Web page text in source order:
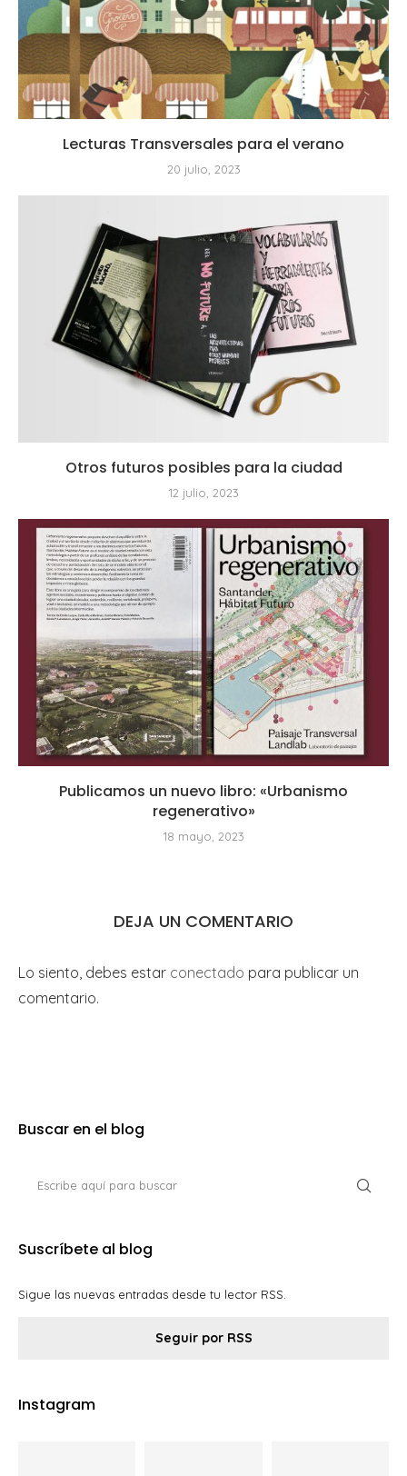
Lecturas Transversales para el verano
20 julio, 2023
Otros futuros posibles para la ciudad
12 julio, 2023
Publicamos un nuevo libro: «Urbanismo
regenerativo»
18 mayo, 2023
DEJA UN COMENTARIO
Lo siento, debes estar conectado para publicar un
comentario.
Buscar en el blog
Suscríbete al blog
Sigue las nuevas entradas desde tu lector RSS.
Seguir por RSS
Instagram